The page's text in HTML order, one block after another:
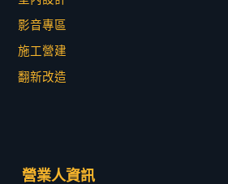
影音專區
施工營建
翻新改造
營業人資訊